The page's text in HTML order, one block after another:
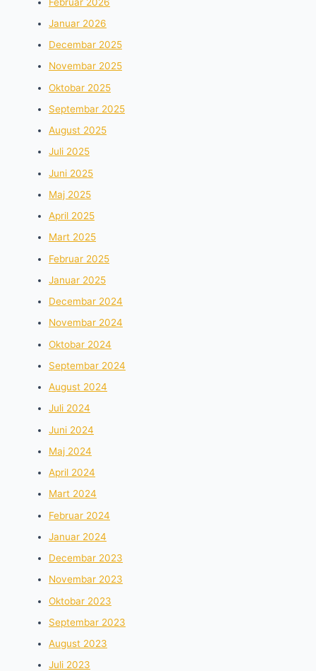
Januar 2026
Decembar 2025
Novembar 2025
Oktobar 2025
Septembar 2025
August 2025
Juli 2025
Juni 2025
Maj 2025
April 2025
Mart 2025
Februar 2025
Januar 2025
Decembar 2024
Novembar 2024
Oktobar 2024
Septembar 2024
August 2024
Juli 2024
Juni 2024
Maj 2024
April 2024
Mart 2024
Februar 2024
Januar 2024
Decembar 2023
Novembar 2023
Oktobar 2023
Septembar 2023
August 2023
Juli 2023